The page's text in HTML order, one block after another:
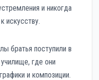
и никогда
искусству.
братья поступили в
где они
и композиции.